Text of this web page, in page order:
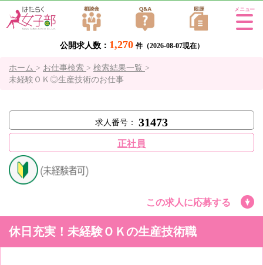
公開求人数： 1,270 件（2026-08-07現在）
Tog
ホーム > お仕事検索 > 検索結果一覧 >
未経験ＯＫ◎生産技術のお仕事
求人番号： 31473
正社員
この求人に応募する
休日充実！未経験ＯＫの生産技術職